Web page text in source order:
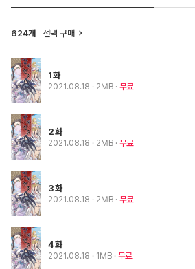
624개 선택 구매
1화
2021.08.18 · 2MB 무료
2화
2021.08.18 · 2MB 무료
3화
2021.08.18 · 2MB 무료
4화
2021.08.18 · 1MB 무료